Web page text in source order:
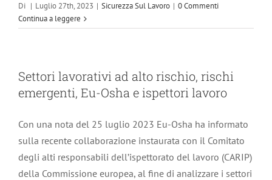
Di | Luglio 27th, 2023 | Sicurezza Sul Lavoro | 0 Commenti
Continua a leggere
Settori lavorativi ad alto rischio, rischi
emergenti, Eu-Osha e ispettori lavoro
Con una nota del 25 luglio 2023 Eu-Osha ha informato
sulla recente collaborazione instaurata con il Comitato
degli alti responsabili dell’ispettorato del lavoro (CARIP)
della Commissione europea, al fine di analizzare i settori